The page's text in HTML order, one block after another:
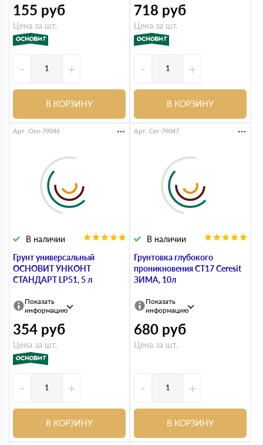
155 руб
Цена за шт.
- +
В КОРЗИНУ
718 руб
Цена за шт.
- +
В КОРЗИНУ
Грунт универсальный
ОСНОВИТ УНКОНТ
СТАНДАРТ LP51, 5 л
В наличии
Арт. Osn-79046
Показать
информацию
354 руб
Цена за шт.
- +
В КОРЗИНУ
Грунтовка глубокого
проникновения СТ17 Ceresit
ЗИМА, 10л
В наличии
Арт. Cer-79047
Показать
информацию
680 руб
Цена за шт.
- +
В КОРЗИНУ